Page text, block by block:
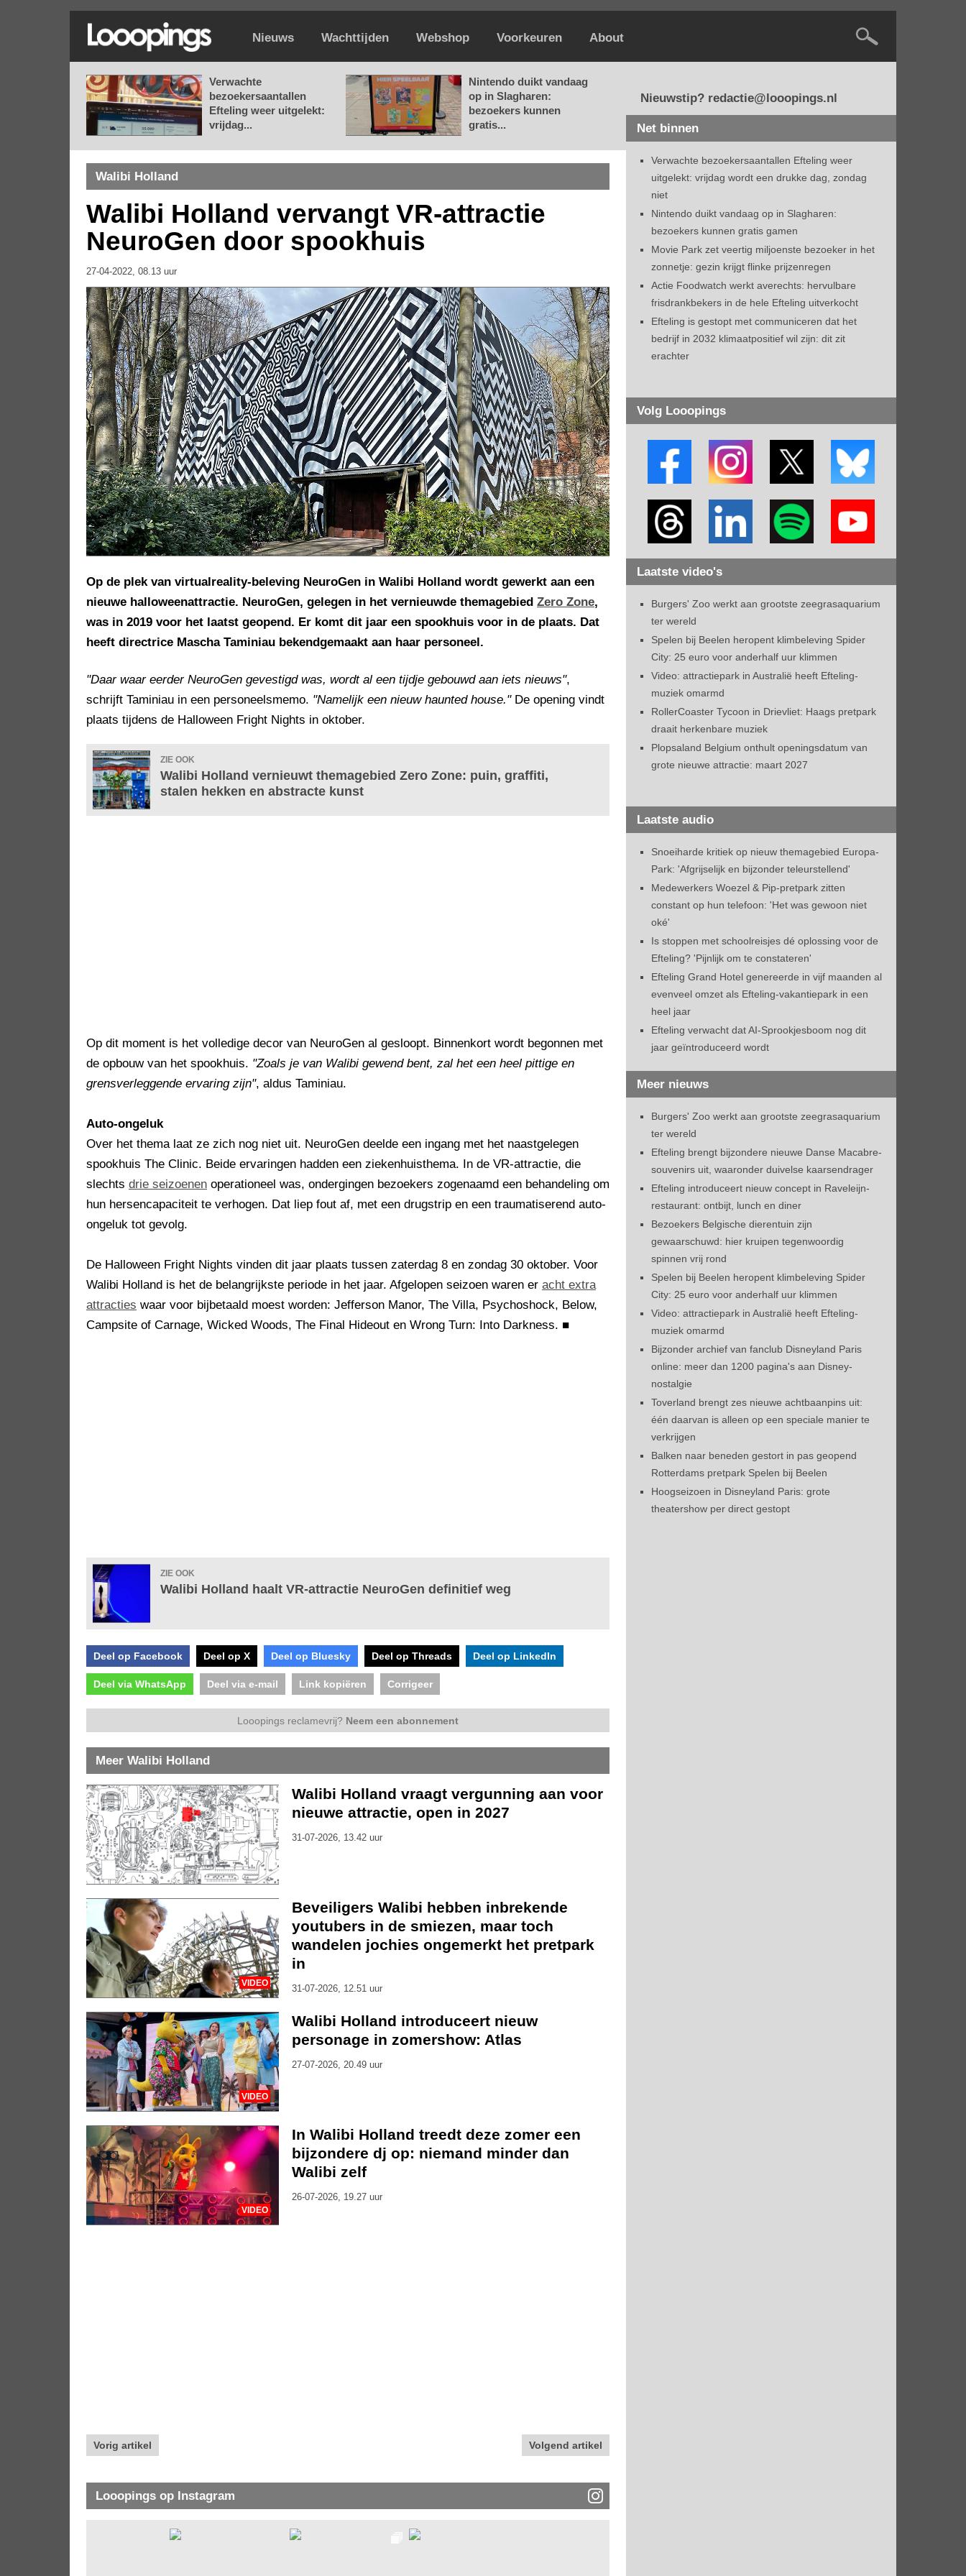
Nieuws Wachttijden Webshop Voorkeuren About
Verwachte
bezoekersaantallen
Efteling weer uitgelekt:
vrijdag...
Nintendo duikt vandaag
op in Slagharen:
bezoekers kunnen
gratis...
Walibi Holland
Walibi Holland vervangt VR-attractie
NeuroGen door spookhuis
27-04-2022, 08.13 uur
Op de plek van virtualreality-beleving NeuroGen in Walibi Holland wordt gewerkt aan een
nieuwe halloweenattractie. NeuroGen, gelegen in het vernieuwde themagebied Zero Zone,
was in 2019 voor het laatst geopend. Er komt dit jaar een spookhuis voor in de plaats. Dat
heeft directrice Mascha Taminiau bekendgemaakt aan haar personeel.
"Daar waar eerder NeuroGen gevestigd was, wordt al een tijdje gebouwd aan iets nieuws",
schrijft Taminiau in een personeelsmemo. "Namelijk een nieuw haunted house."De opening vindt
plaats tijdens de Halloween Fright Nights in oktober.
ZIE OOK
Walibi Holland vernieuwt themagebied Zero Zone: puin, graffiti,
stalen hekken en abstracte kunst
Op dit moment is het volledige decor van NeuroGen al gesloopt. Binnenkort wordt begonnen met
de opbouw van het spookhuis. "Zoals je van Walibi gewend bent, zal het een heel pittige en
grensverleggende ervaring zijn", aldus Taminiau.
Auto-ongeluk
Over het thema laat ze zich nog niet uit. NeuroGen deelde een ingang met het naastgelegen
spookhuis The Clinic. Beide ervaringen hadden een ziekenhuisthema. In de VR-attractie, die
slechts drie seizoenen operationeel was, ondergingen bezoekers zogenaamd een behandeling om
hun hersencapaciteit te verhogen. Dat liep fout af, met een drugstrip en een traumatiserend auto-
ongeluk tot gevolg.
De Halloween Fright Nights vinden dit jaar plaats tussen zaterdag 8 en zondag 30 oktober. Voor
Walibi Holland is het de belangrijkste periode in het jaar. Afgelopen seizoen waren er acht extra
attracties waar voor bijbetaald moest worden: Jefferson Manor, The Villa, Psychoshock, Below,
Campsite of Carnage, Wicked Woods, The Final Hideout en Wrong Turn: Into Darkness. ■
ZIE OOK
Walibi Holland haalt VR-attractie NeuroGen definitief weg
Deel op Facebook Deel op X Deel op Bluesky Deel op Threads Deel op LinkedIn
Deel via WhatsApp Deel via e-mail Link kopiëren Corrigeer
Looopings reclamevrij? Neem een abonnement
Meer Walibi Holland
Walibi Holland vraagt vergunning aan voor
nieuwe attractie, open in 2027
31-07-2026, 13.42 uur
VIDEO
Beveiligers Walibi hebben inbrekende
youtubers in de smiezen, maar toch
wandelen jochies ongemerkt het pretpark
in
31-07-2026, 12.51 uur
VIDEO
Walibi Holland introduceert nieuw
personage in zomershow: Atlas
27-07-2026, 20.49 uur
VIDEO
In Walibi Holland treedt deze zomer een
bijzondere dj op: niemand minder dan
Walibi zelf
26-07-2026, 19.27 uur
Vorig artikel Volgend artikel
Looopings op Instagram
Nieuwstip? redactie@looopings.nl
Net binnen
Verwachte bezoekersaantallen Efteling weer
uitgelekt: vrijdag wordt een drukke dag, zondag
niet
Nintendo duikt vandaag op in Slagharen:
bezoekers kunnen gratis gamen
Movie Park zet veertig miljoenste bezoeker in het
zonnetje: gezin krijgt flinke prijzenregen
Actie Foodwatch werkt averechts: hervulbare
frisdrankbekers in de hele Efteling uitverkocht
Efteling is gestopt met communiceren dat het
bedrijf in 2032 klimaatpositief wil zijn: dit zit
erachter
Volg Looopings
Laatste video's
Burgers' Zoo werkt aan grootste zeegrasaquarium
ter wereld
Spelen bij Beelen heropent klimbeleving Spider
City: 25 euro voor anderhalf uur klimmen
Video: attractiepark in Australië heeft Efteling-
muziek omarmd
RollerCoaster Tycoon in Drievliet: Haags pretpark
draait herkenbare muziek
Plopsaland Belgium onthult openingsdatum van
grote nieuwe attractie: maart 2027
Laatste audio
Snoeiharde kritiek op nieuw themagebied Europa-
Park: 'Afgrijselijk en bijzonder teleurstellend'
Medewerkers Woezel & Pip-pretpark zitten
constant op hun telefoon: 'Het was gewoon niet
oké'
Is stoppen met schoolreisjes dé oplossing voor de
Efteling? 'Pijnlijk om te constateren'
Efteling Grand Hotel genereerde in vijf maanden al
evenveel omzet als Efteling-vakantiepark in een
heel jaar
Efteling verwacht dat AI-Sprookjesboom nog dit
jaar geïntroduceerd wordt
Meer nieuws
Burgers' Zoo werkt aan grootste zeegrasaquarium
ter wereld
Efteling brengt bijzondere nieuwe Danse Macabre-
souvenirs uit, waaronder duivelse kaarsendrager
Efteling introduceert nieuw concept in Raveleijn-
restaurant: ontbijt, lunch en diner
Bezoekers Belgische dierentuin zijn
gewaarschuwd: hier kruipen tegenwoordig
spinnen vrij rond
Spelen bij Beelen heropent klimbeleving Spider
City: 25 euro voor anderhalf uur klimmen
Video: attractiepark in Australië heeft Efteling-
muziek omarmd
Bijzonder archief van fanclub Disneyland Paris
online: meer dan 1200 pagina's aan Disney-
nostalgie
Toverland brengt zes nieuwe achtbaanpins uit:
één daarvan is alleen op een speciale manier te
verkrijgen
Balken naar beneden gestort in pas geopend
Rotterdams pretpark Spelen bij Beelen
Hoogseizoen in Disneyland Paris: grote
theatershow per direct gestopt